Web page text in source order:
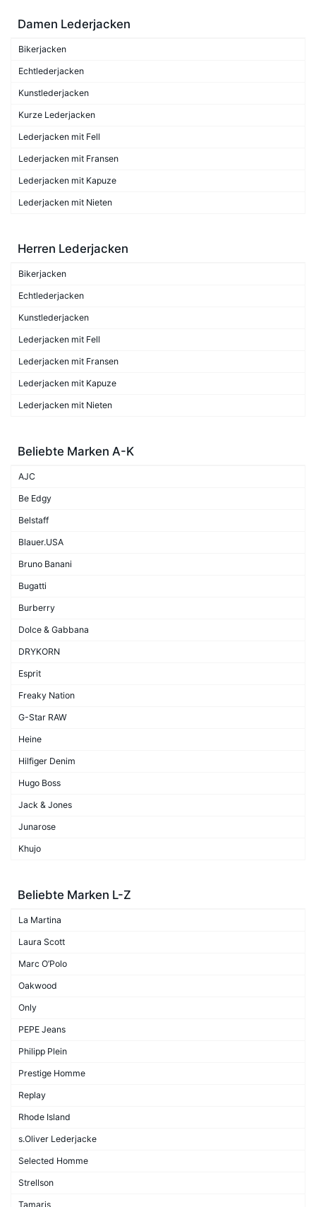
Damen Lederjacken
Bikerjacken
Echtlederjacken
Kunstlederjacken
Kurze Lederjacken
Lederjacken mit Fell
Lederjacken mit Fransen
Lederjacken mit Kapuze
Lederjacken mit Nieten
Herren Lederjacken
Bikerjacken
Echtlederjacken
Kunstlederjacken
Lederjacken mit Fell
Lederjacken mit Fransen
Lederjacken mit Kapuze
Lederjacken mit Nieten
Beliebte Marken A-K
AJC
Be Edgy
Belstaff
Blauer.USA
Bruno Banani
Bugatti
Burberry
Dolce & Gabbana
DRYKORN
Esprit
Freaky Nation
G-Star RAW
Heine
Hilfiger Denim
Hugo Boss
Jack & Jones
Junarose
Khujo
Beliebte Marken L-Z
La Martina
Laura Scott
Marc O’Polo
Oakwood
Only
PEPE Jeans
Philipp Plein
Prestige Homme
Replay
Rhode Island
s.Oliver Lederjacke
Selected Homme
Strellson
Tamaris